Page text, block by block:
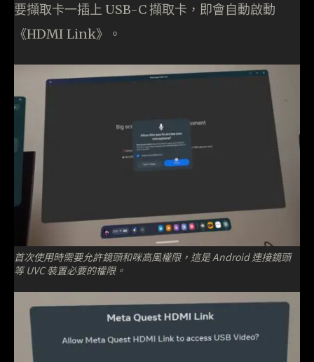
要擷取卡一插上 USB-C 擷取卡，即會自動啟動
《HDMI Link》。
首次使用時需要允許鏡頭和咪高風權限，這是 Android 連接鏡頭
等 UVC 裝置必要的權限。